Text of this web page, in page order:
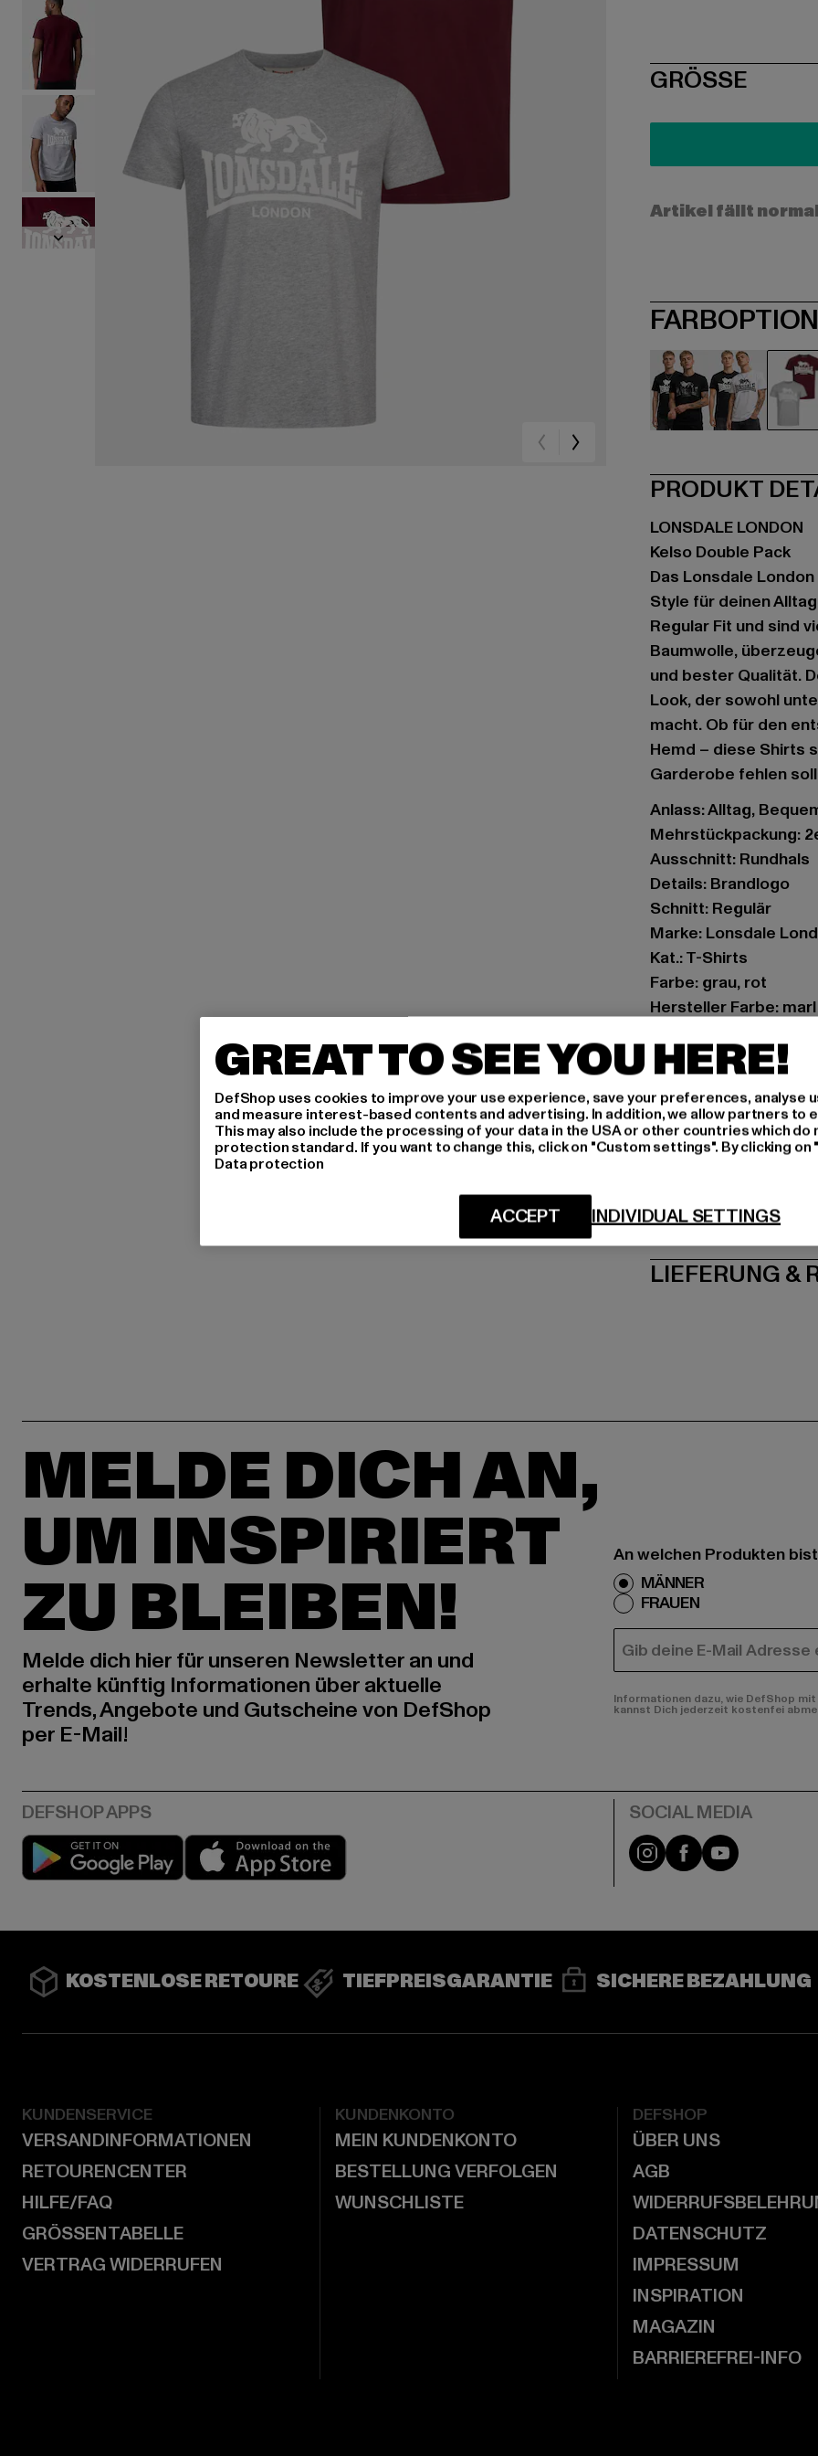
SIZE
GRÖSSE
Artikel fällt
PRODUKT
LONSDALE LONDON
Kelso Double Pack
Das Lonsdale
Style für deinen
Regular Fit und sind
Baumwolle,
und bester Qualität.
Look, der sowohl
macht. Ob für den
Hemd – diese Shirts
Garderobe fehlen
Anlass: Alltag,
Mehrstückpackung:
Ausschnitt: Rundhals
Details: Brandlogo
Schnitt: Regulär
Marke: Lonsdale
Kat.: T-Shirts
Farbe: grau, rot
Hersteller Farbe:
Art.Nr: 114099-17910
Hersteller: Punch
Im Taubental 15a |
LIEFERUNG &
MELDE DICH AN,
UM INSPIRIERT
ZU BLEIBEN!
Melde dich hier für unseren Newsletter an und
erhalte künftig Informationen über aktuelle
Trends, Angebote und Gutscheine von DefShop
per E-Mail!
An welchen Produkten
MÄNNER
FRAUEN
E-MAIL
Informationen dazu, wie DefShop
kannst Dich jederzeit kostenfei
Play market Instagram
FacebookYouTube
KOSTENLOSE RETOURE TIEFPREISGARANTIE SICHERE BEZAHLUNG
KUNDENSERVICE
VERSANDINFORMATIONEN
RETOURENCENTER
HILFE/FAQ
GRÖSSENTABELLE
VERTRAG WIDERRUFEN
KUNDENKONTO
MEIN KUNDENKONTO
BESTELLUNG VERFOLGEN
WUNSCHLISTE
DEFSHOP
ÜBER UNS
AGB
DATENSCHUTZ
IMPRESSUM
INSPIRATION
MAGAZIN
BARRIEREFREI-INFO
GREAT TO SEE YOU HERE!
DefShop uses cookies to improve your use experience, save your preferences, analyse
and measure interest-based contents and advertising. In addition, we allow partners to
This may also include the processing of your data in the USA or other countries which do
protection standard. If you want to change this, click on "Custom settings". By clicking
Data protection
INDIVIDUAL SETTINGS
ACCEPT